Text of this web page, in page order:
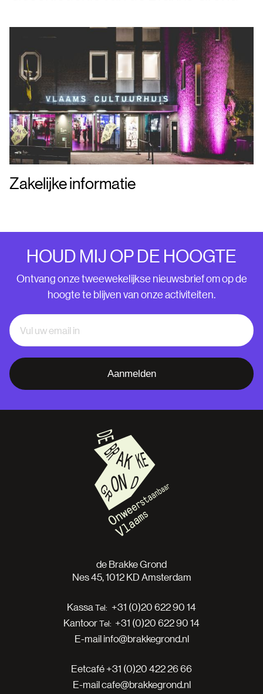
Zakelijke informatie
HOUD MIJ OP DE HOOGTE
Ontvang onze tweewekelijkse nieuwsbrief om op de
hoogte te blijven van onze activiteiten.
Aanmelden
de Brakke Grond
Nes 45, 1012 KD Amsterdam
Kassa
+31 (0)20 622 90 14
Kantoor
+31 (0)20 622 90 14
E-mailinfo@brakkegrond.nl
Eetcafé+31 (0)20 422 26 66
E-mailcafe@brakkegrond.nl